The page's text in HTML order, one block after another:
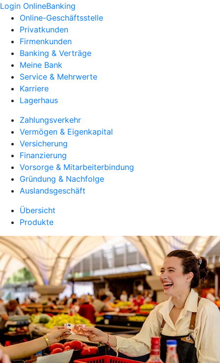
Login OnlineBanking
Online-Geschäftsstelle
Privatkunden
Firmenkunden
Banking & Verträge
Meine Bank
Service & Mehrwerte
Karriere
Lagerhaus
Zahlungsverkehr
Vermögen & Eigenkapital
Versicherung
Finanzierung
Vorsorge & Mitarbeiterbindung
Gründung & Nachfolge
Auslandsgeschäft
Übersicht
Produkte